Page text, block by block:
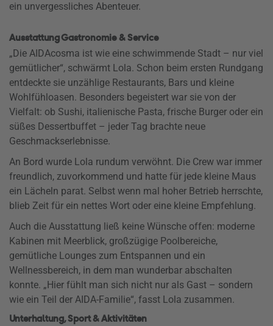
ein unvergessliches Abenteuer.
Ausstattung Gastronomie & Service
„Die AIDAcosma ist wie eine schwimmende Stadt – nur viel
gemütlicher“, schwärmt Lola. Schon beim ersten Rundgang
entdeckte sie unzählige Restaurants, Bars und kleine
Wohlfühloasen. Besonders begeistert war sie von der
Vielfalt: ob Sushi, italienische Pasta, frische Burger oder ein
süßes Dessertbuffet – jeder Tag brachte neue
Geschmackserlebnisse.
An Bord wurde Lola rundum verwöhnt. Die Crew war immer
freundlich, zuvorkommend und hatte für jede kleine Maus
ein Lächeln parat. Selbst wenn mal hoher Betrieb herrschte,
blieb Zeit für ein nettes Wort oder eine kleine Empfehlung.
Auch die Ausstattung ließ keine Wünsche offen: moderne
Kabinen mit Meerblick, großzügige Poolbereiche,
gemütliche Lounges zum Entspannen und ein
Wellnessbereich, in dem man wunderbar abschalten
konnte. „Hier fühlt man sich nicht nur als Gast – sondern
wie ein Teil der AIDA-Familie“, fasst Lola zusammen.
Unterhaltung, Sport & Aktivitäten